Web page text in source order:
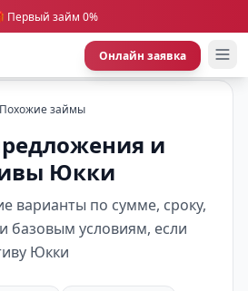
Первый займ 0%
Онлайн заявка
Похожие займы
и
Юкки
варианты по сумме, сроку,
базовым условиям, если
Юкки